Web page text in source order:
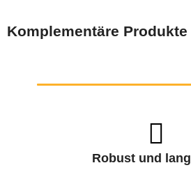
Komplementäre Produkte
Robust und